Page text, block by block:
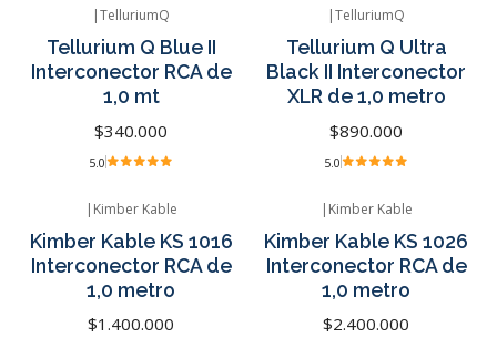
|TelluriumQ
Tellurium Q Blue II
Interconector RCA de
1,0 mt
$340.000
5.0
|TelluriumQ
Tellurium Q Ultra
Black II Interconector
XLR de 1,0 metro
$890.000
5.0
| Kimber Kable
Kimber Kable KS 1016
Interconector RCA de
1,0 metro
$1.400.000
| Kimber Kable
Kimber Kable KS 1026
Interconector RCA de
1,0 metro
$2.400.000